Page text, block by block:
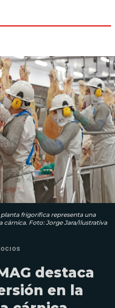
frigorífica representa una
Foto: Jorge Jara/Ilustrativa
destaca
en la